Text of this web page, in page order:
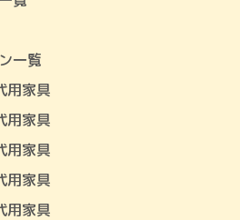
一覧
用家具
用家具
用家具
用家具
用家具